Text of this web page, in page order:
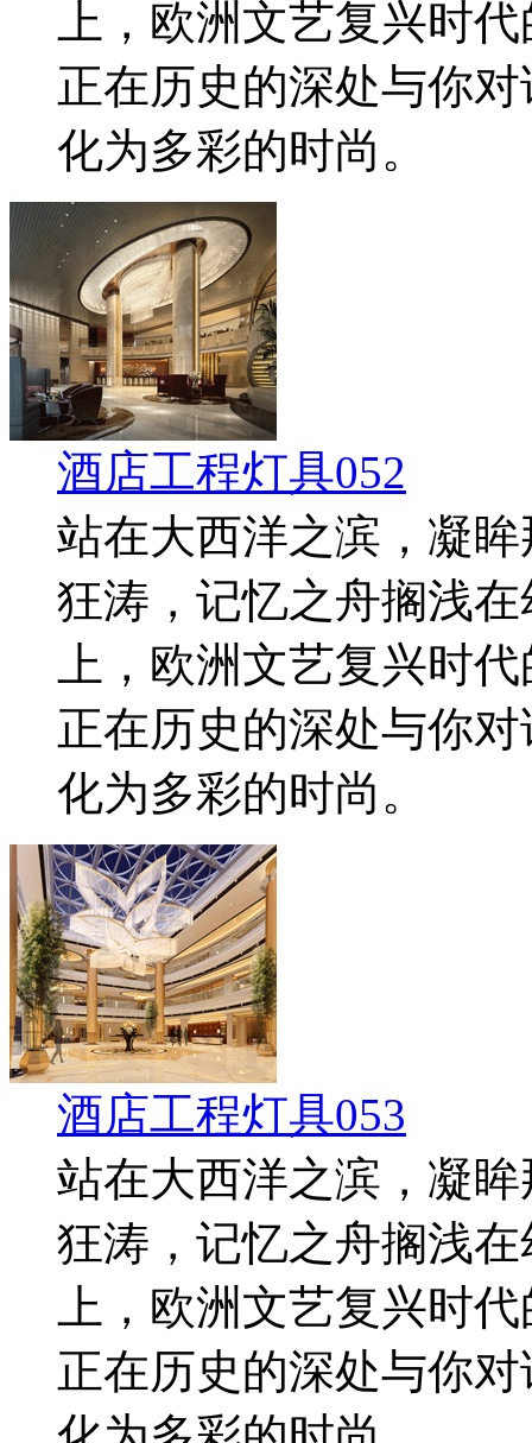
上，欧洲文艺复兴时
正在历史的深处与你
化为多彩的时尚。
酒店工程灯具052
站在大西洋之滨，凝
狂涛，记忆之舟搁浅
上，欧洲文艺复兴时
正在历史的深处与你
化为多彩的时尚。
酒店工程灯具053
站在大西洋之滨，凝
狂涛，记忆之舟搁浅
上，欧洲文艺复兴时
正在历史的深处与你